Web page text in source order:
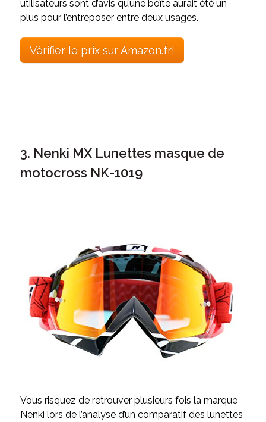
utilisateurs sont d’avis qu’une boîte aurait été un
plus pour l’entreposer entre deux usages.
Vérifier le prix sur Amazon.fr!
3. Nenki MX Lunettes masque de
motocross NK-1019
Vous risquez de retrouver plusieurs fois la marque
Nenki lors de l’analyse d’un comparatif des lunettes